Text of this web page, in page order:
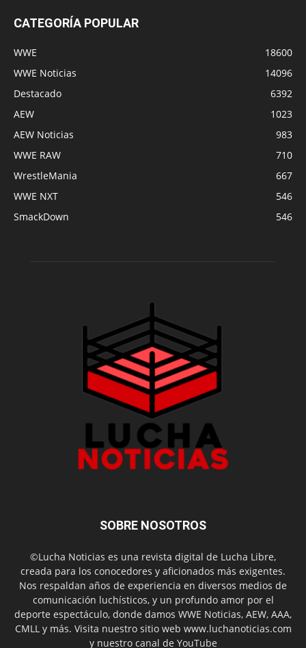
CATEGORÍA POPULAR
WWE
18600
WWE Noticias
14096
Destacado
6392
AEW
1023
AEW Noticias
983
WWE RAW
710
WrestleMania
667
WWE NXT
546
SmackDown
546
SOBRE NOSOTROS
©Lucha Noticias es una revista digital de Lucha Libre,
creada para los conocedores y aficionados más exigentes.
Nos respaldan años de experiencia en diversos medios de
comunicación luchísticos, y un profundo amor por el
deporte espectáculo, donde damos WWE Noticias, AEW, AAA,
CMLL y más. Visita nuestro sitio web www.luchanoticias.com
y nuestro canal de YouTube